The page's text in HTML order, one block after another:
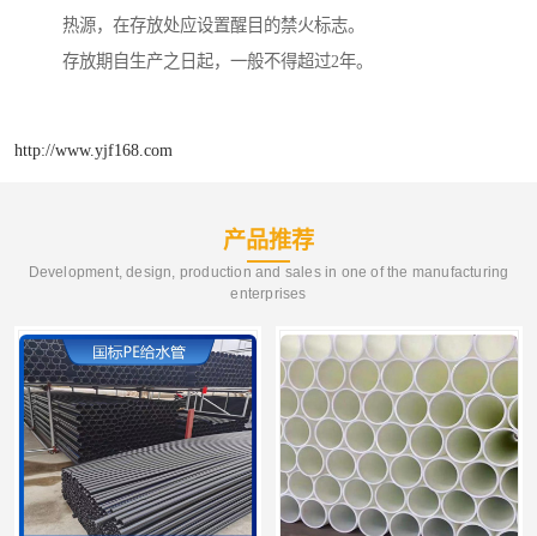
热源，在存放处应设置醒目的禁火标志。
存放期自生产之日起，一般不得超过2年。
http://www.yjf168.com
产品推荐
Development, design, production and sales in one of the manufacturing
enterprises